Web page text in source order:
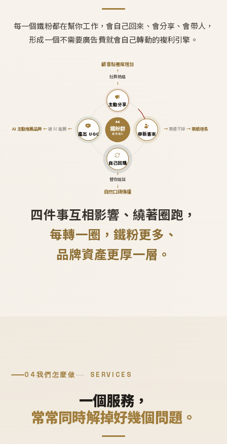
每一個鐵粉都在幫你工作，會自己回來、會分享、會帶人，
形成一個不需要廣告費就會自己轉動的複利引擎。
鐵粉群
越滾越大
主動分享
↑
社群熱絡
↑
顧客黏著度增加
帶新客來
→業績不掉 →業績增長
自己回購
↓
替你說話
↓
自然口碑傳播
產出 UGC
AI 主動推薦品牌←被 AI 推薦 ←
四件事互相影響、繞著圈跑，
每轉一圈，鐵粉更多、
品牌資產更厚一層。
04我們怎麼做 SERVICES
一個服務，
常常同時解掉好幾個問題。